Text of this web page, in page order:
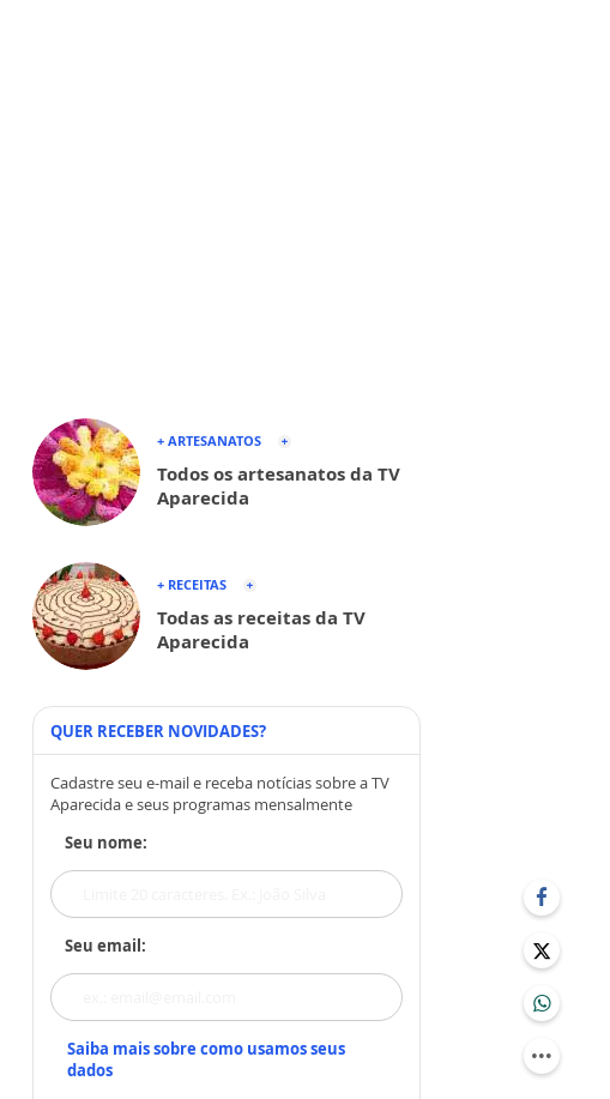
+ ARTESANATOS
Todos os artesanatos da TV
Aparecida
+ RECEITAS
Todas as receitas da TV
Aparecida
QUER RECEBER NOVIDADES?
Cadastre seu e-mail e receba notícias sobre a TV
Aparecida e seus programas mensalmente
Seu nome:
Seu email:
Saiba mais sobre como usamos seus
dados